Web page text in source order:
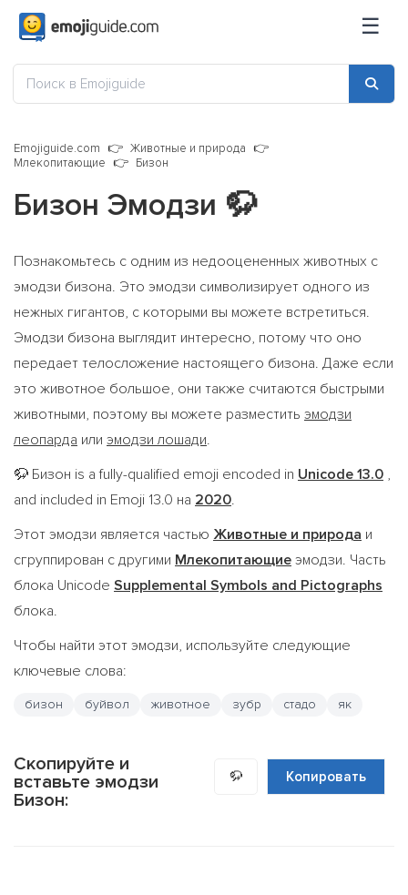
☰
Emojiguide.com
Животные и природа
Млекопитающие
Бизон
Бизон Эмодзи 🦬
Познакомьтесь с одним из недооцененных животных с
эмодзи бизона. Это эмодзи символизирует одного из
нежных гигантов, с которыми вы можете встретиться.
Эмодзи бизона выглядит интересно, потому что оно
передает телосложение настоящего бизона. Даже если
это животное большое, они также считаются быстрыми
животными, поэтому вы можете разместить эмодзи
леопарда или эмодзи лошади.
🦬 Бизон is a fully-qualified emoji encoded in Unicode 13.0 ,
and included in Emoji 13.0 на 2020.
Этот эмодзи является частью Животные и природа и
сгруппирован с другими Млекопитающие эмодзи. Часть
блока Unicode Supplemental Symbols and Pictographs
блока.
Чтобы найти этот эмодзи, используйте следующие
ключевые слова:
бизон буйвол животное зубр стадо як
Скопируйте и
вставьте эмодзи
Бизон:
🦬 Копировать